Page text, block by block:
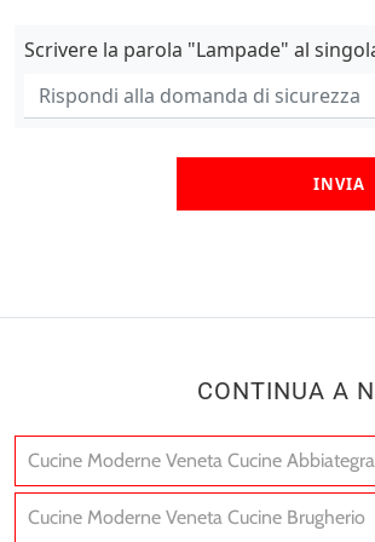
Scrivere la parola "Lampade" al
INVIA
CONTINUA A
Cucine Moderne Veneta Cucine
Cucine Moderne Veneta Cucine Brugherio